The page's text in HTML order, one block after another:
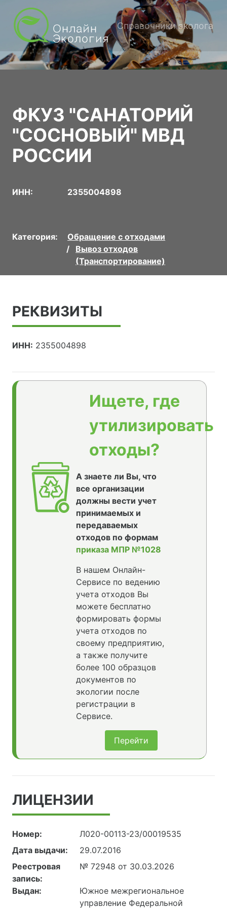
Справочники эколога
ФКУЗ "САНАТОРИЙ
"СОСНОВЫЙ" МВД
РОССИИ
ИНН: 2355004898
Категория:
Обращение с отходами
Вывоз отходов
(Транспортирование)
РЕКВИЗИТЫ
ИНН: 2355004898
Ищете, где
утилизировать
отходы?
А знаете ли Вы, что
все организации
должны вести учет
принимаемых и
передаваемых
отходов по формам
приказа МПР №1028
В нашем Онлайн-
Сервисе по ведению
учета отходов Вы
можете бесплатно
формировать формы
учета отходов по
своему предприятию,
а также получите
более 100 образцов
документов по
экологии после
регистрации в
Сервисе.
Перейти
ЛИЦЕНЗИИ
Номер:
Л020-00113-23/00019535
Дата выдачи:
29.07.2016
Реестровая
запись:
№ 72948 от 30.03.2026
Выдан:
Южное межрегиональное
управление Федеральной